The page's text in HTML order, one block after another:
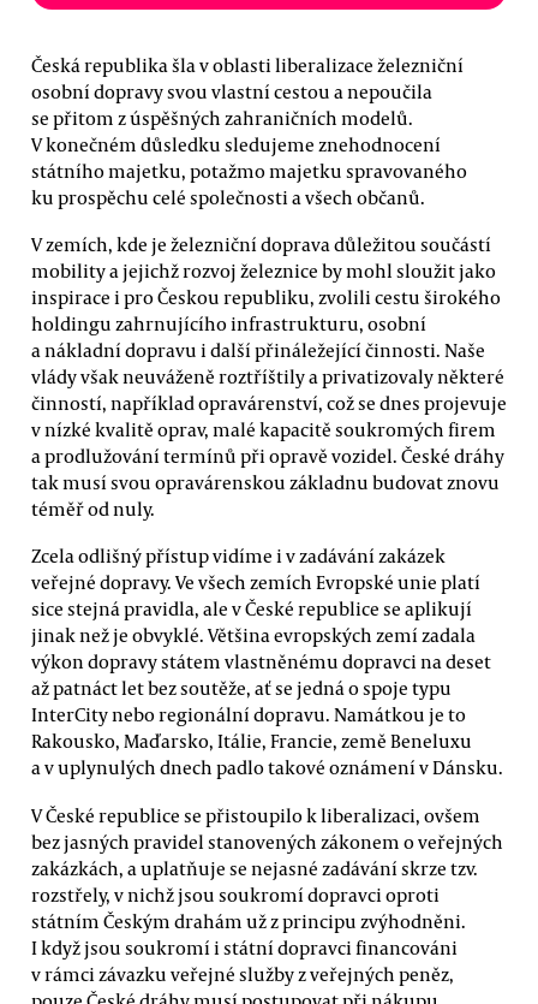
Česká republika šla v oblasti liberalizace železniční
osobní dopravy svou vlastní cestou a nepoučila
se přitom z úspěšných zahraničních modelů.
V konečném důsledku sledujeme znehodnocení
státního majetku, potažmo majetku spravovaného
ku prospěchu celé společnosti a všech občanů.
V zemích, kde je železniční doprava důležitou součástí
mobility a jejichž rozvoj železnice by mohl sloužit jako
inspirace i pro Českou republiku, zvolili cestu širokého
holdingu zahrnujícího infrastrukturu, osobní
a nákladní dopravu i další přináležející činnosti. Naše
vlády však neuváženě roztříštily a privatizovaly některé
činností, například opravárenství, což se dnes projevuje
v nízké kvalitě oprav, malé kapacitě soukromých firem
a prodlužování termínů při opravě vozidel. České dráhy
tak musí svou opravárenskou základnu budovat znovu
téměř od nuly.
Zcela odlišný přístup vidíme i v zadávání zakázek
veřejné dopravy. Ve všech zemích Evropské unie platí
sice stejná pravidla, ale v České republice se aplikují
jinak než je obvyklé. Většina evropských zemí zadala
výkon dopravy státem vlastněnému dopravci na deset
až patnáct let bez soutěže, ať se jedná o spoje typu
InterCity nebo regionální dopravu. Namátkou je to
Rakousko, Maďarsko, Itálie, Francie, země Beneluxu
a v uplynulých dnech padlo takové oznámení v Dánsku.
V České republice se přistoupilo k liberalizaci, ovšem
bez jasných pravidel stanovených zákonem o veřejných
zakázkách, a uplatňuje se nejasné zadávání skrze tzv.
rozstřely, v nichž jsou soukromí dopravci oproti
státním Českým drahám už z principu zvýhodněni.
I když jsou soukromí i státní dopravci financováni
v rámci závazku veřejné služby z veřejných peněz,